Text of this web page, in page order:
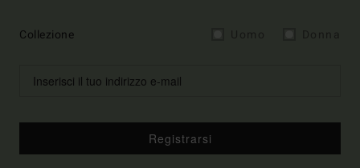
Collezione
Registrarsi